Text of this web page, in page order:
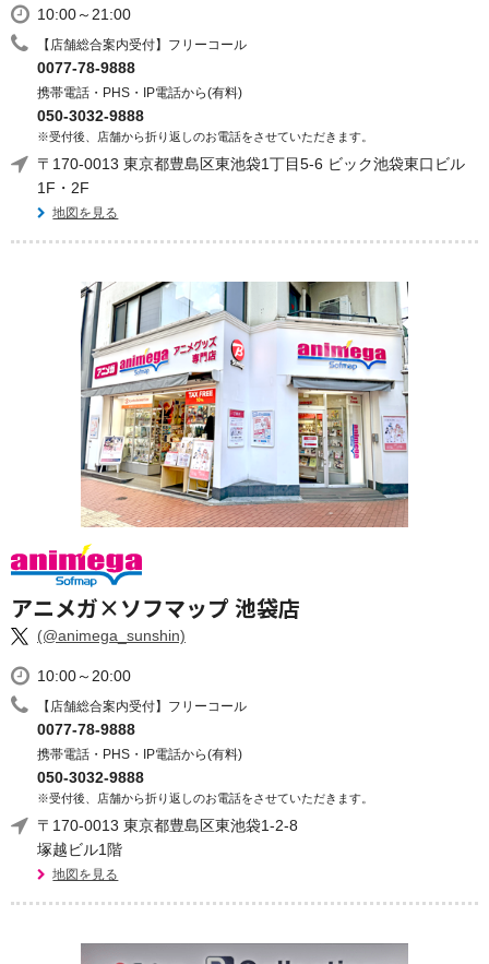
10:00～21:00
【店舗総合案内受付】フリーコール
0077-78-9888
携帯電話・PHS・IP電話から(有料)
050-3032-9888
※受付後、店舗から折り返しのお電話をさせていただきます。
〒170-0013 東京都豊島区東池袋1丁目5-6 ビック池袋東口ビル
1F・2F
地図を見る
アニメガ×ソフマップ 池袋店
(@animega_sunshin)
10:00～20:00
【店舗総合案内受付】フリーコール
0077-78-9888
携帯電話・PHS・IP電話から(有料)
050-3032-9888
※受付後、店舗から折り返しのお電話をさせていただきます。
〒170-0013 東京都豊島区東池袋1-2-8
塚越ビル1階
地図を見る